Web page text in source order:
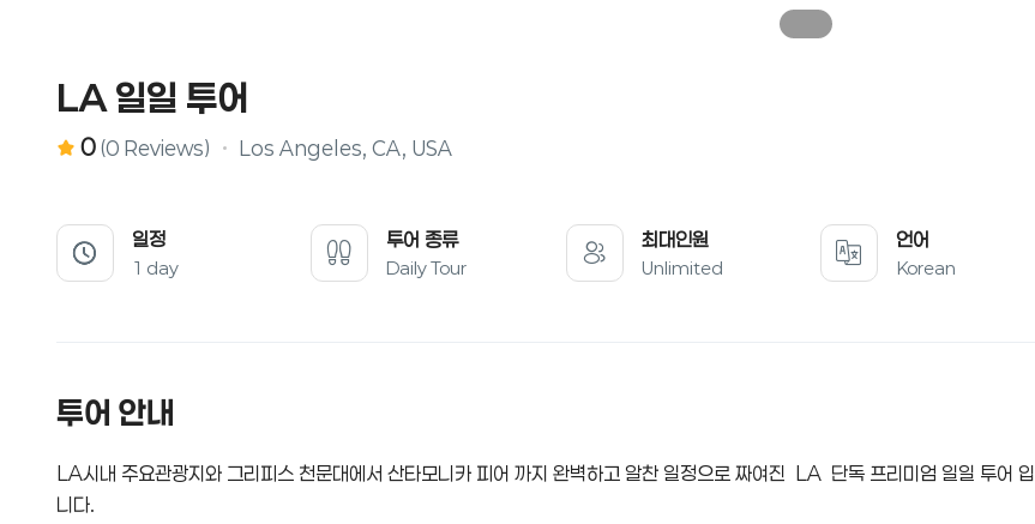
LA 일일 투어
0 (0 Reviews) Los Angeles, CA, USA
일정
1 day
투어 종류
Daily Tour
최대인원
Unlimited
언어
Korean
투어 안내
LA시내 주요관광지와 그리피스 천문대에서 산타모니카 피어 까지 완벽하고 알찬 일정으로 짜여진 LA 단독 프리미엄 일일 투어 입
니다.